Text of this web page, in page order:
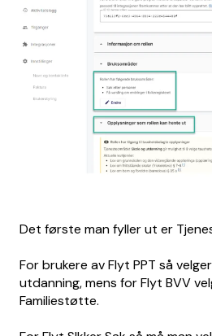
Det første man fyller ut er
For brukere av Flyt PPT så
utdanning, mens for Flyt BVV
Familiestøtte.